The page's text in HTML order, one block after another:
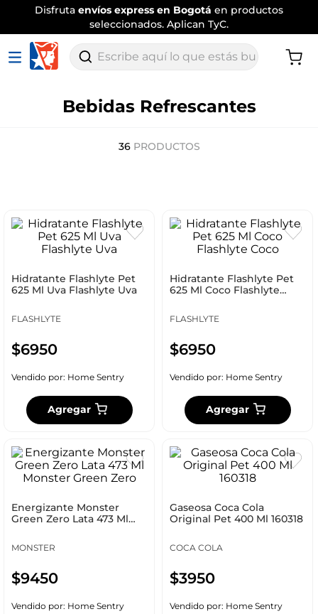
Envíotradicional gratispor comprassuperiores a $120.000
Aplican TyC
Escribe aquí lo que estás buscando
Bebidas Refrescantes
36 PRODUCTOS
Hidratante Flashlyte Pet
625 Ml Uva Flashlyte Uva
FLASHLYTE
$6950
Vendido por: Home Sentry
Agregar
Hidratante Flashlyte Pet
625 Ml Coco Flashlyte
FLASHLYTE
$6950
Vendido por: Home Sentry
Agregar
Energizante Monster
Green Zero Lata 473 Ml
MONSTER
$9450
Vendido por: Home Sentry
Gaseosa Coca Cola
Original Pet 400 Ml 160318
COCA COLA
$3950
Vendido por: Home Sentry